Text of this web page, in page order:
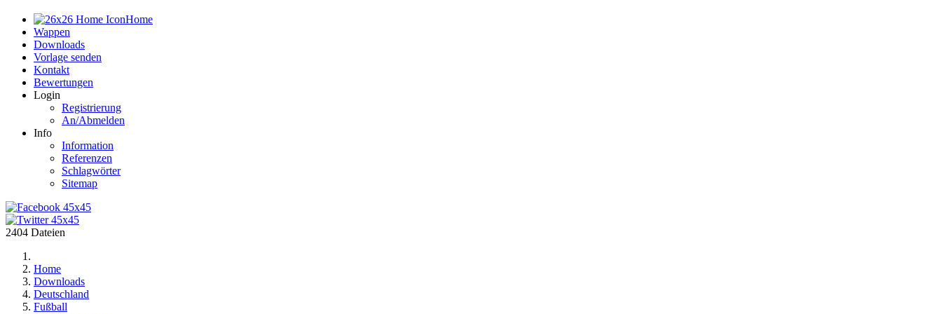
Home
Wappen
Downloads
Vorlage senden
Kontakt
Bewertungen
Login
Registrierung
An/Abmelden
Info
Information
Referenzen
Schlagwörter
Sitemap
2404 Dateien
Home
Downloads
Deutschland
Fußball